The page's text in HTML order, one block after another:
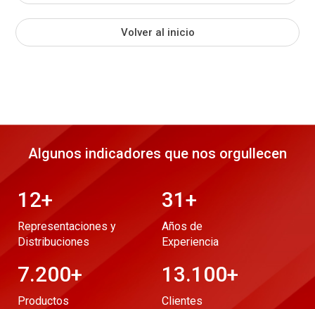
Volver al inicio
Algunos indicadores que nos orgullecen
12+
Representaciones y
Distribuciones
31+
Años de
Experiencia
7.200+
Productos
13.100+
Clientes